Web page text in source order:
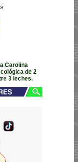
Carolina
de 2
3 leches.